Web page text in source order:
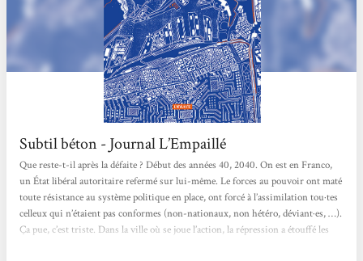
Subtil béton - Journal L’Empaillé
Que reste-t-il après la défaite ? Début des années 40, 2040. On est en Franco,
un État libéral autoritaire refermé sur lui-même. Le forces au pouvoir ont maté
toute résistance au système politique en place, ont forcé à l’assimilation tou·tes
celleux qui n’étaient pas conformes (non-nationaux, non hétéro, déviant·es, …).
Ça pue, c’est triste. Dans la ville où se joue l’action, la répression a étouffé les